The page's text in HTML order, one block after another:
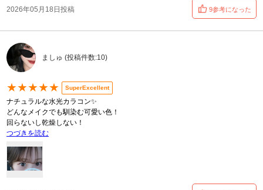
2026年05月18日投稿 9参考になった
ましゅ (投稿件数:10)
★★★★★ SuperExcellent
ナチュラルな水光カラコン✨️
どんなメイクでも馴染む可愛い色！
回らないし乾燥しない！
つづきを読む